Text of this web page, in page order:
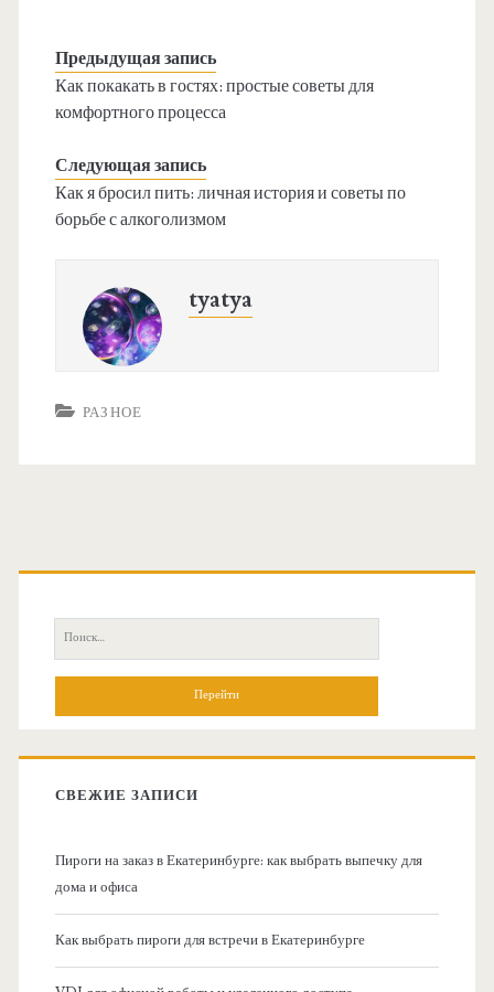
Предыдущая запись
Как покакать в гостях: простые советы для
комфортного процесса
Следующая запись
Как я бросил пить: личная история и советы по
борьбе с алкоголизмом
tyatya
РАЗНОЕ
О
П
о
:
СВЕЖИЕ ЗАПИСИ
Пироги на заказ в Екатеринбурге: как выбрать выпечку для
дома и офиса
Как выбрать пироги для встречи в Екатеринбурге